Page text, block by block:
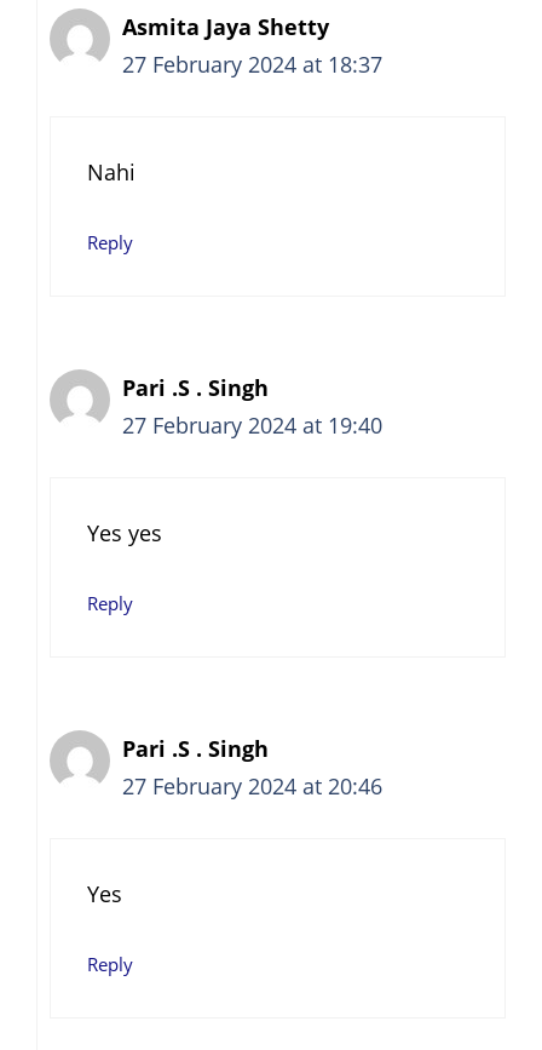
Asmita Jaya Shetty
27 February 2024 at 18:37
Nahi
Reply
Pari .S . Singh
27 February 2024 at 19:40
Yes yes
Reply
Pari .S . Singh
27 February 2024 at 20:46
Yes
Reply